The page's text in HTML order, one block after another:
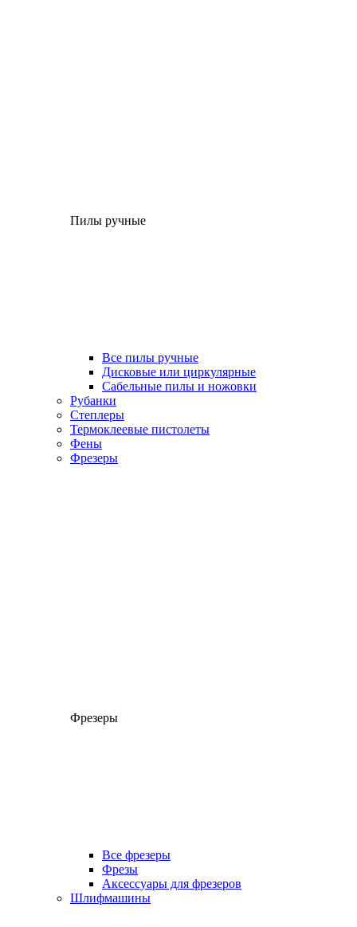
Пилы ручные
Все пилы ручные
Дисковые или циркулярные
Сабельные пилы и ножовки
Рубанки
Степлеры
Термоклеевые пистолеты
Фены
Фрезеры
Фрезеры
Все фрезеры
Фрезы
Аксессуары для фрезеров
Шлифмашины